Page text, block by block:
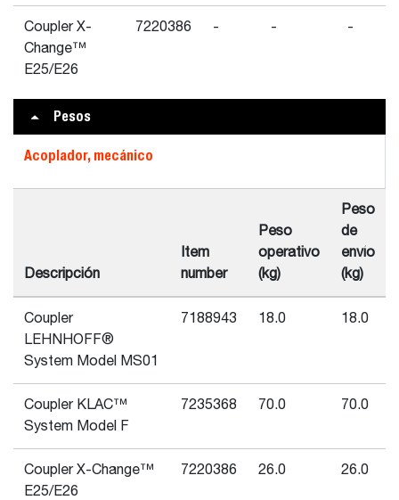
Coupler X-
Change™
E25/E26
7220386 - - -
Pesos
Acoplador, mecánico
Descripción
Item
number
Peso
operativo
(kg)
Peso
de
envío
(kg)
Coupler
LEHNHOFF®
System Model MS01
7188943 18.0 18.0
Coupler KLAC™
System Model F
7235368 70.0 70.0
Coupler X-Change™
E25/E26
7220386 26.0 26.0